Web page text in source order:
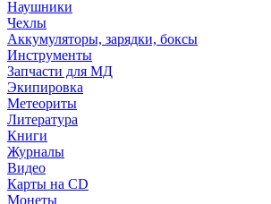
Наушники
Чехлы
Аккумуляторы, зарядки, боксы
Инструменты
Запчасти для МД
Экипировка
Метеориты
Литература
Книги
Журналы
Видео
Карты на CD
Монеты